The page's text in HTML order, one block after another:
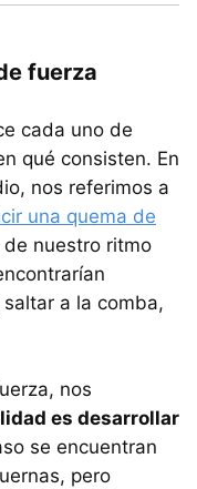
fuerza
cada uno de
qué consisten. En
nos referimos a
una quema de
nuestro ritmo
a la comba,
nos
es desarrollar
se encuentran
pero